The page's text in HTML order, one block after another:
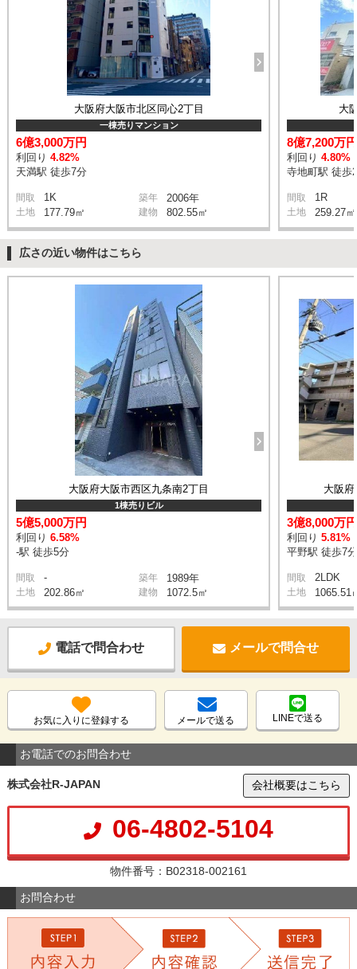
大阪府大阪市北区同心2丁目
一棟売りマンション
6億3,000万円
利回り4.82%
天満駅 徒歩7分
間取 1K 築年 2006年
土地 177.79㎡ 建物 802.55㎡
大
8億7,200万円
利回り 4.80%
寺地町駅 徒歩
間取 1R
土地 259.27㎡
広さの近い物件はこちら
大阪府大阪市西区九条南2丁目
1棟売りビル
5億5,000万円
利回り6.58%
-駅 徒歩5分
間取 - 築年 1989年
土地 202.86㎡ 建物 1072.5㎡
大阪
3億8,000万円
利回り 5.81%
平野駅 徒歩7分
間取 2LDK
土地 1065.51
電話で問合わせ メールで問合せ
お気に入りに登録する メールで送る LINEで送る
お電話でのお問合わせ
株式会社R-JAPAN 会社概要はこちら
06-4802-5104
物件番号：B02318-002161
お問合わせ